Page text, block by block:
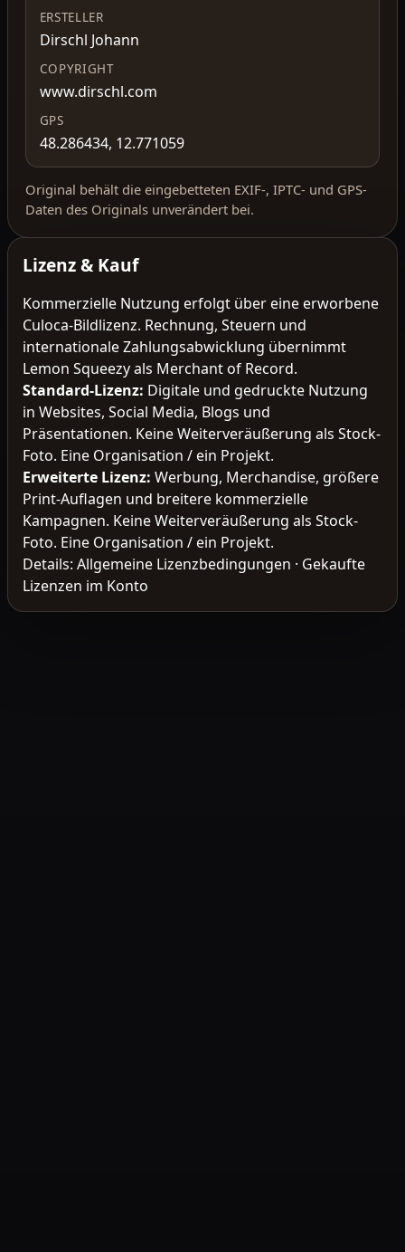
ERSTELLER
Dirschl Johann
COPYRIGHT
www.dirschl.com
GPS
48.286434, 12.771059
Original behält die eingebetteten EXIF-, IPTC- und GPS-
Daten des Originals unverändert bei.
Lizenz & Kauf
Kommerzielle Nutzung erfolgt über eine erworbene
Culoca-Bildlizenz. Rechnung, Steuern und
internationale Zahlungsabwicklung übernimmt
Lemon Squeezy als Merchant of Record.
Standard-Lizenz: Digitale und gedruckte Nutzung
in Websites, Social Media, Blogs und
Präsentationen. Keine Weiterveräußerung als Stock-
Foto. Eine Organisation / ein Projekt.
Erweiterte Lizenz: Werbung, Merchandise, größere
Print-Auflagen und breitere kommerzielle
Kampagnen. Keine Weiterveräußerung als Stock-
Foto. Eine Organisation / ein Projekt.
Details: Allgemeine Lizenzbedingungen · Gekaufte
Lizenzen im Konto